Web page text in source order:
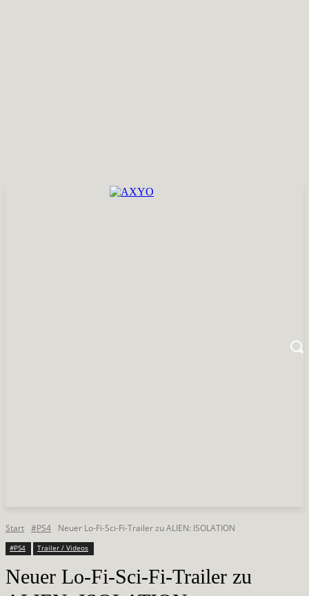
Start #PS4 Neuer Lo-Fi-Sci-Fi-Trailer zu ALIEN: ISOLATION
#PS4 Trailer / Videos
Neuer Lo-Fi-Sci-Fi-Trailer zu